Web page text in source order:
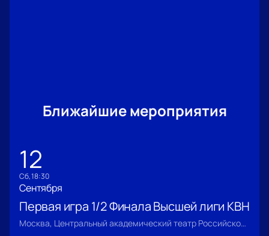
Ближайшие мероприятия
12
сб, 18:30
Сентября
Первая игра 1/2 Финала Высшей лиги КВН
Москва, Центральный академический театр Российской Армии